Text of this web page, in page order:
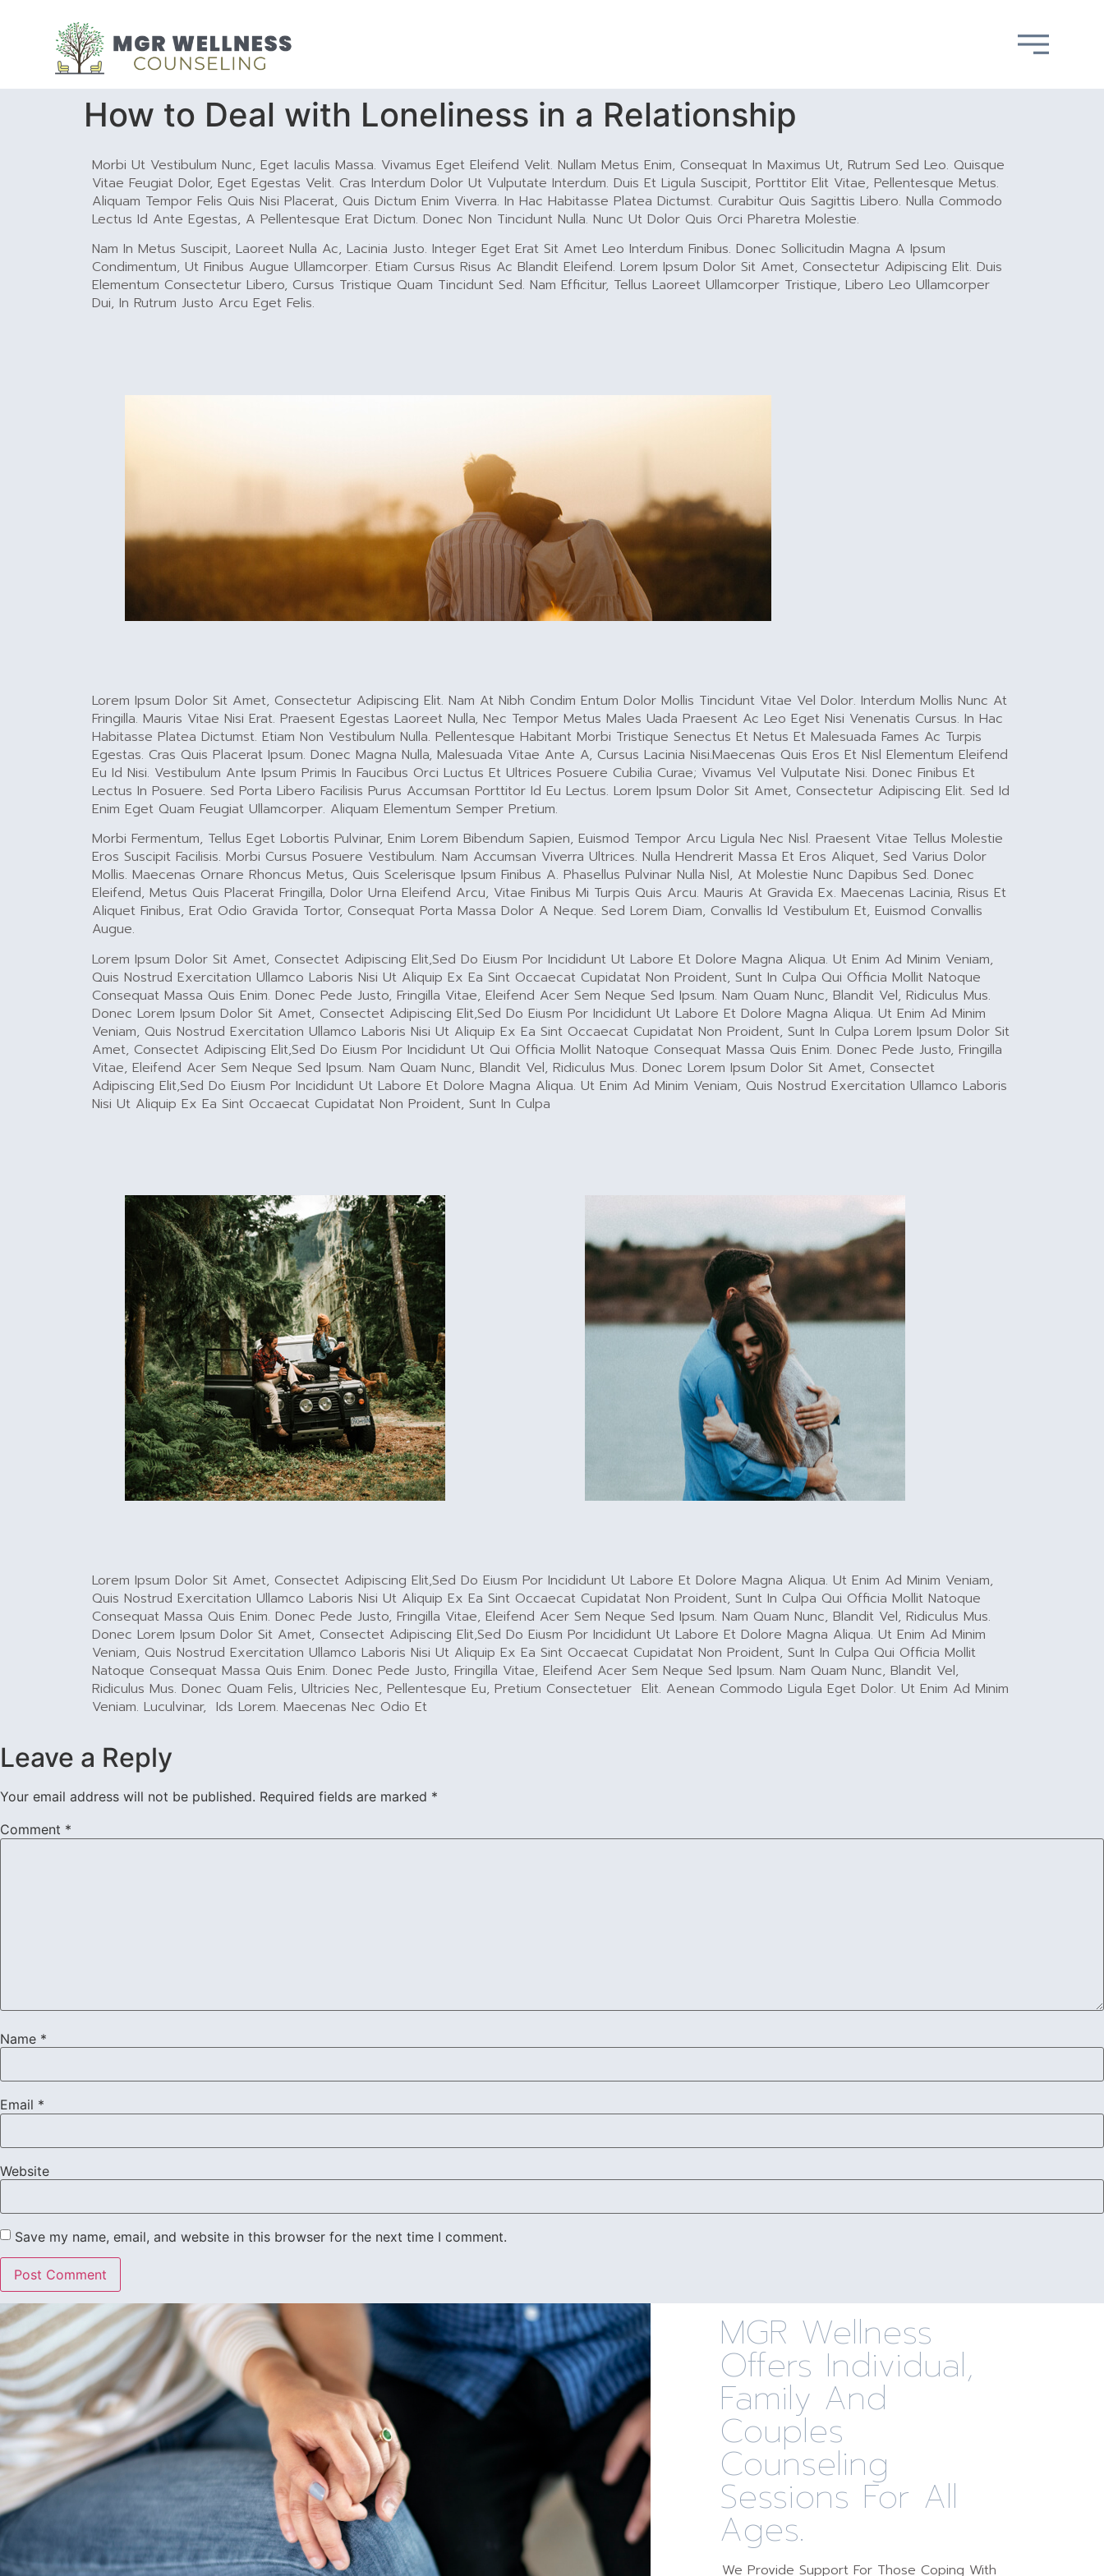
How to Deal with Loneliness in a Relationship
Morbi Ut Vestibulum Nunc, Eget Iaculis Massa. Vivamus Eget Eleifend Velit. Nullam Metus Enim, Consequat In Maximus Ut, Rutrum Sed Leo. Quisque
Vitae Feugiat Dolor, Eget Egestas Velit. Cras Interdum Dolor Ut Vulputate Interdum. Duis Et Ligula Suscipit, Porttitor Elit Vitae, Pellentesque Metus.
Aliquam Tempor Felis Quis Nisi Placerat, Quis Dictum Enim Viverra. In Hac Habitasse Platea Dictumst. Curabitur Quis Sagittis Libero. Nulla Commodo
Lectus Id Ante Egestas, A Pellentesque Erat Dictum. Donec Non Tincidunt Nulla. Nunc Ut Dolor Quis Orci Pharetra Molestie.
Nam In Metus Suscipit, Laoreet Nulla Ac, Lacinia Justo. Integer Eget Erat Sit Amet Leo Interdum Finibus. Donec Sollicitudin Magna A Ipsum
Condimentum, Ut Finibus Augue Ullamcorper. Etiam Cursus Risus Ac Blandit Eleifend. Lorem Ipsum Dolor Sit Amet, Consectetur Adipiscing Elit. Duis
Elementum Consectetur Libero, Cursus Tristique Quam Tincidunt Sed. Nam Efficitur, Tellus Laoreet Ullamcorper Tristique, Libero Leo Ullamcorper
Dui, In Rutrum Justo Arcu Eget Felis.
Lorem Ipsum Dolor Sit Amet, Consectetur Adipiscing Elit. Nam At Nibh Condim Entum Dolor Mollis Tincidunt Vitae Vel Dolor. Interdum Mollis Nunc At
Fringilla. Mauris Vitae Nisi Erat. Praesent Egestas Laoreet Nulla, Nec Tempor Metus Males Uada Praesent Ac Leo Eget Nisi Venenatis Cursus. In Hac
Habitasse Platea Dictumst. Etiam Non Vestibulum Nulla. Pellentesque Habitant Morbi Tristique Senectus Et Netus Et Malesuada Fames Ac Turpis
Egestas. Cras Quis Placerat Ipsum. Donec Magna Nulla, Malesuada Vitae Ante A, Cursus Lacinia Nisi.Maecenas Quis Eros Et Nisl Elementum Eleifend
Eu Id Nisi. Vestibulum Ante Ipsum Primis In Faucibus Orci Luctus Et Ultrices Posuere Cubilia Curae; Vivamus Vel Vulputate Nisi. Donec Finibus Et
Lectus In Posuere. Sed Porta Libero Facilisis Purus Accumsan Porttitor Id Eu Lectus. Lorem Ipsum Dolor Sit Amet, Consectetur Adipiscing Elit. Sed Id
Enim Eget Quam Feugiat Ullamcorper. Aliquam Elementum Semper Pretium.
Morbi Fermentum, Tellus Eget Lobortis Pulvinar, Enim Lorem Bibendum Sapien, Euismod Tempor Arcu Ligula Nec Nisl. Praesent Vitae Tellus Molestie
Eros Suscipit Facilisis. Morbi Cursus Posuere Vestibulum. Nam Accumsan Viverra Ultrices. Nulla Hendrerit Massa Et Eros Aliquet, Sed Varius Dolor
Mollis. Maecenas Ornare Rhoncus Metus, Quis Scelerisque Ipsum Finibus A. Phasellus Pulvinar Nulla Nisl, At Molestie Nunc Dapibus Sed. Donec
Eleifend, Metus Quis Placerat Fringilla, Dolor Urna Eleifend Arcu, Vitae Finibus Mi Turpis Quis Arcu. Mauris At Gravida Ex. Maecenas Lacinia, Risus Et
Aliquet Finibus, Erat Odio Gravida Tortor, Consequat Porta Massa Dolor A Neque. Sed Lorem Diam, Convallis Id Vestibulum Et, Euismod Convallis
Augue.
Lorem Ipsum Dolor Sit Amet, Consectet Adipiscing Elit,sed Do Eiusm Por Incididunt Ut Labore Et Dolore Magna Aliqua. Ut Enim Ad Minim Veniam,
Quis Nostrud Exercitation Ullamco Laboris Nisi Ut Aliquip Ex Ea Sint Occaecat Cupidatat Non Proident, Sunt In Culpa Qui Officia Mollit Natoque
Consequat Massa Quis Enim. Donec Pede Justo, Fringilla Vitae, Eleifend Acer Sem Neque Sed Ipsum. Nam Quam Nunc, Blandit Vel, Ridiculus Mus.
Donec Lorem Ipsum Dolor Sit Amet, Consectet Adipiscing Elit,sed Do Eiusm Por Incididunt Ut Labore Et Dolore Magna Aliqua. Ut Enim Ad Minim
Veniam, Quis Nostrud Exercitation Ullamco Laboris Nisi Ut Aliquip Ex Ea Sint Occaecat Cupidatat Non Proident, Sunt In Culpa Lorem Ipsum Dolor Sit
Amet, Consectet Adipiscing Elit,sed Do Eiusm Por Incididunt Ut Qui Officia Mollit Natoque Consequat Massa Quis Enim. Donec Pede Justo, Fringilla
Vitae, Eleifend Acer Sem Neque Sed Ipsum. Nam Quam Nunc, Blandit Vel, Ridiculus Mus. Donec Lorem Ipsum Dolor Sit Amet, Consectet
Adipiscing Elit,sed Do Eiusm Por Incididunt Ut Labore Et Dolore Magna Aliqua. Ut Enim Ad Minim Veniam, Quis Nostrud Exercitation Ullamco Laboris
Nisi Ut Aliquip Ex Ea Sint Occaecat Cupidatat Non Proident, Sunt In Culpa
Lorem Ipsum Dolor Sit Amet, Consectet Adipiscing Elit,sed Do Eiusm Por Incididunt Ut Labore Et Dolore Magna Aliqua. Ut Enim Ad Minim Veniam,
Quis Nostrud Exercitation Ullamco Laboris Nisi Ut Aliquip Ex Ea Sint Occaecat Cupidatat Non Proident, Sunt In Culpa Qui Officia Mollit Natoque
Consequat Massa Quis Enim. Donec Pede Justo, Fringilla Vitae, Eleifend Acer Sem Neque Sed Ipsum. Nam Quam Nunc, Blandit Vel, Ridiculus Mus.
Donec Lorem Ipsum Dolor Sit Amet, Consectet Adipiscing Elit,sed Do Eiusm Por Incididunt Ut Labore Et Dolore Magna Aliqua. Ut Enim Ad Minim
Veniam, Quis Nostrud Exercitation Ullamco Laboris Nisi Ut Aliquip Ex Ea Sint Occaecat Cupidatat Non Proident, Sunt In Culpa Qui Officia Mollit
Natoque Consequat Massa Quis Enim. Donec Pede Justo, Fringilla Vitae, Eleifend Acer Sem Neque Sed Ipsum. Nam Quam Nunc, Blandit Vel,
Ridiculus Mus. Donec Quam Felis, Ultricies Nec, Pellentesque Eu, Pretium Consectetuer Elit. Aenean Commodo Ligula Eget Dolor. Ut Enim Ad Minim
Veniam. Luculvinar, Ids Lorem. Maecenas Nec Odio Et
Leave a Reply
Your email address will not be published. Required fields are marked *
Comment *
Name *
Email *
Website
Save my name, email, and website in this browser for the next time I comment.
MGR Wellness
Offers Individual,
Family And
Couples
Counseling
Sessions For All
Ages.
We Provide Support For Those Coping With